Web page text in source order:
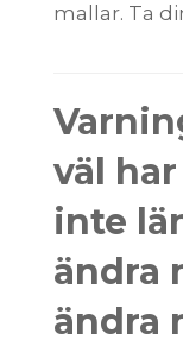
mallar. Ta
väl
inte
ändra
ändra